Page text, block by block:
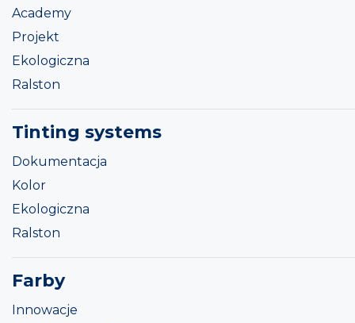
Academy
Projekt
Ekologiczna
Ralston
Tinting systems
Dokumentacja
Kolor
Ekologiczna
Ralston
Farby
Innowacje